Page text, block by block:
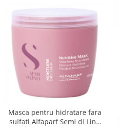
Masca pentru hidratare fara
sulfati Alfaparf Semi di Lino